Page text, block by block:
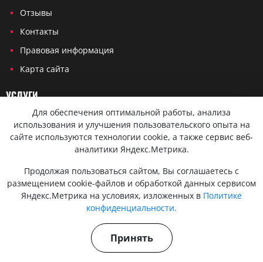
Отзывы
Контакты
Правовая информация
Карта сайта
УСЛУГИ
Терапевт на дом
Кардиолог на дом
Невролог на дом
Эндокринолог на дом
Онколог на дом
Травматолог на дом
Для обеспечения оптимальной работы, анализа
использования и улучшения пользовательского опыта на
сайте используются технологии cookie, а также сервис веб-
аналитики Яндекс.Метрика.
Продолжая пользоваться сайтом, Вы соглашаетесь с
размещением cookie-файлов и обработкой данных сервисом
Яндекс.Метрика на условиях, изложенных в Политике
конфиденциальности.
Принять